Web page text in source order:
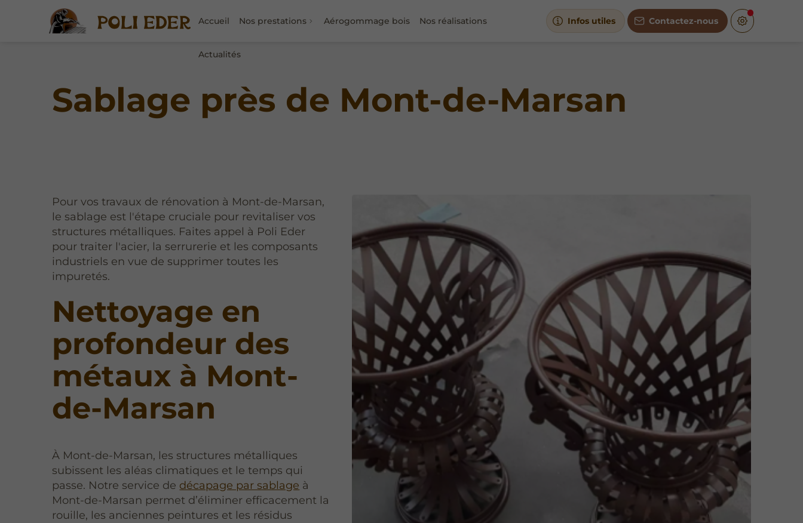
Accueil Nos prestations Aérogommage bois Nos réalisations
Actualités
Infos utiles Contactez-nous
Sablage près de Mont-de-Marsan
Pour vos travaux de rénovation à Mont-de-Marsan,
le sablage est l'étape cruciale pour revitaliser vos
structures métalliques. Faites appel à Poli Eder
pour traiter l'acier, la serrurerie et les composants
industriels en vue de supprimer toutes les
impuretés.
Nettoyage en
profondeur des
métaux à Mont-
de-Marsan
À Mont-de-Marsan, les structures métalliques
subissent les aléas climatiques et le temps qui
passe. Notre service de décapage par sablage à
Mont-de-Marsan permet d’éliminer efficacement la
rouille, les anciennes peintures et les résidus